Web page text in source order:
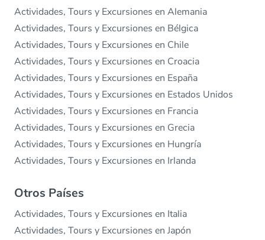
Actividades, Tours y Excursiones en Alemania
Actividades, Tours y Excursiones en Bélgica
Actividades, Tours y Excursiones en Chile
Actividades, Tours y Excursiones en Croacia
Actividades, Tours y Excursiones en España
Actividades, Tours y Excursiones en Estados Unidos
Actividades, Tours y Excursiones en Francia
Actividades, Tours y Excursiones en Grecia
Actividades, Tours y Excursiones en Hungría
Actividades, Tours y Excursiones en Irlanda
Otros Países
Actividades, Tours y Excursiones en Italia
Actividades, Tours y Excursiones en Japón